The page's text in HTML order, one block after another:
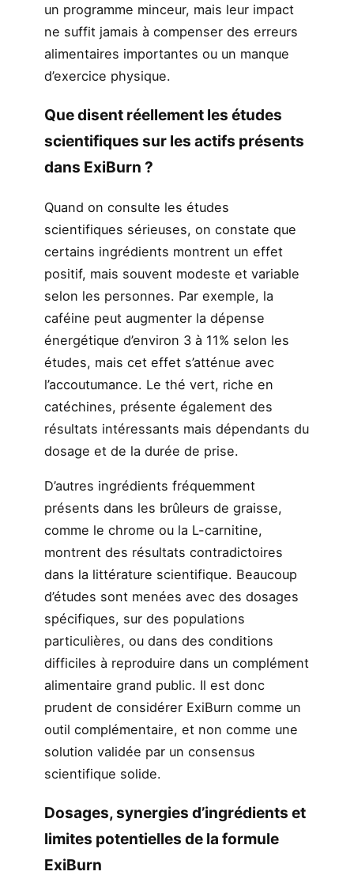
un programme minceur, mais leur impact
ne suffit jamais à compenser des erreurs
alimentaires importantes ou un manque
d’exercice physique.
Que disent réellement les études
scientifiques sur les actifs présents
dans ExiBurn ?
Quand on consulte les études
scientifiques sérieuses, on constate que
certains ingrédients montrent un effet
positif, mais souvent modeste et variable
selon les personnes. Par exemple, la
caféine peut augmenter la dépense
énergétique d’environ 3 à 11% selon les
études, mais cet effet s’atténue avec
l’accoutumance. Le thé vert, riche en
catéchines, présente également des
résultats intéressants mais dépendants du
dosage et de la durée de prise.
D’autres ingrédients fréquemment
présents dans les brûleurs de graisse,
comme le chrome ou la L-carnitine,
montrent des résultats contradictoires
dans la littérature scientifique. Beaucoup
d’études sont menées avec des dosages
spécifiques, sur des populations
particulières, ou dans des conditions
difficiles à reproduire dans un complément
alimentaire grand public. Il est donc
prudent de considérer ExiBurn comme un
outil complémentaire, et non comme une
solution validée par un consensus
scientifique solide.
Dosages, synergies d’ingrédients et
limites potentielles de la formule
ExiBurn